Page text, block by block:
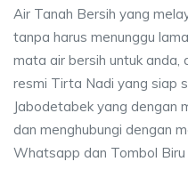
Air Tanah Bersih yang
tanpa harus menunggu
mata air bersih untuk
resmi Tirta Nadi yang siap
Jabodetabek yang dengan
dan menghubungi dengan
Whatsapp dan Tombol